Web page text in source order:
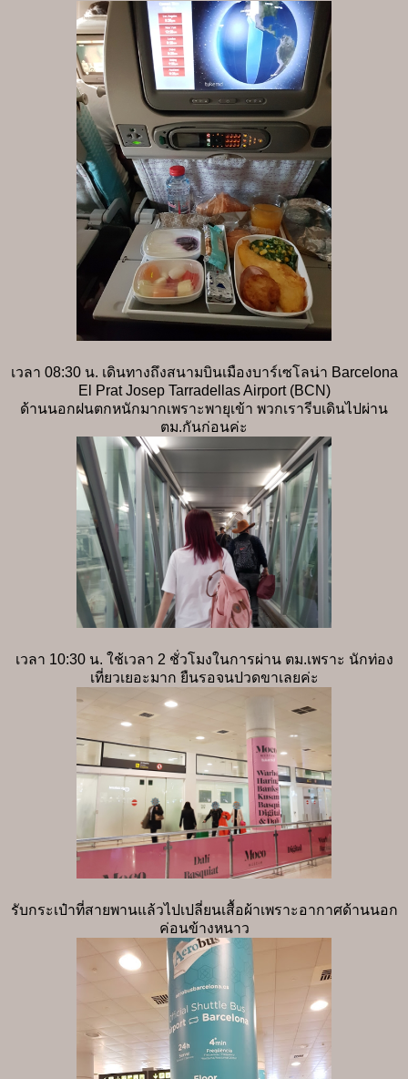
เวลา 08:30 น. เดินทางถึงสนามบินเมืองบาร์เซโลน่า Barcelona
El Prat Josep Tarradellas Airport (BCN)
ด้านนอกฝนตกหนักมากเพราะพายุเข้า พวกเรารีบเดินไปผ่าน
ตม.กันก่อนค่ะ
เวลา 10:30 น. ใช้เวลา 2 ชั่วโมงในการผ่าน ตม.เพราะ นักท่อง
เที่ยวเยอะมาก ยืนรอจนปวดขาเลยค่ะ
รับกระเป๋าที่สายพานแล้วไปเปลี่ยนเสื้อผ้าเพราะอากาศด้านนอก
ค่อนข้างหนาว